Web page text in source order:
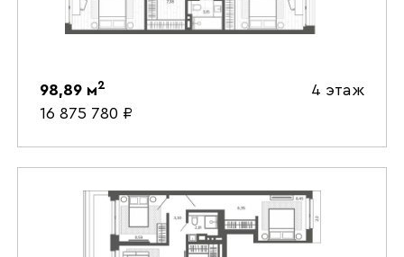
98,89 м2
4 этаж
16 875 780 ₽